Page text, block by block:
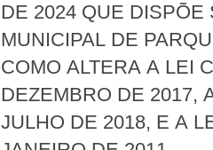
DE 2024 QUE
MUNICIPAL DE
COMO ALTERA A LEI
DEZEMBRO DE 2017,
JULHO DE 2018, E A